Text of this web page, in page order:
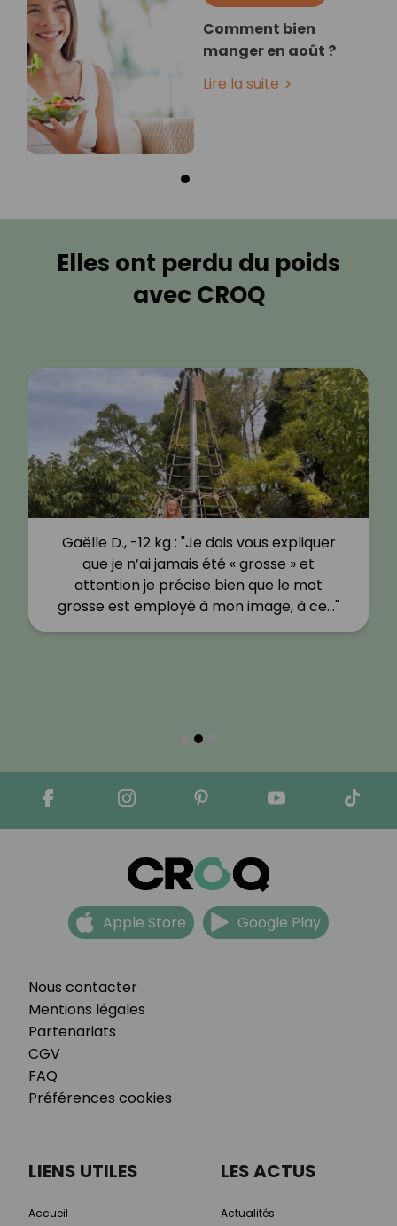
Comment bien
manger en août ?
Lire la suite
Elles ont perdu du poids
avec CROQ
Gaëlle D., -12 kg : "Je dois vous expliquer
que je n’ai jamais été « grosse » et
attention je précise bien que le mot
grosse est employé à mon image, à ce…"
Nous contacter
Mentions légales
Partenariats
CGV
FAQ
Préférences cookies
Apple Store Google Play
LIENS UTILES
Accueil
LES ACTUS
Actualités